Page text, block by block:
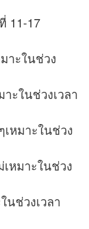
11-17
าะในช่วง
ะในช่วงเวลา
หมาะในช่วง
หมาะในช่วง
นช่วงเวลา